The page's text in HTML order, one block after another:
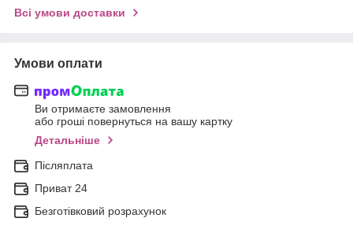
Всі умови доставки
Умови оплати
Ви отримаєте замовлення
або гроші повернуться на вашу картку
Детальніше
Післяплата
Приват 24
Безготівковий розрахунок